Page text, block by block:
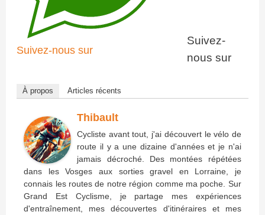
Suivez-nous sur
Suivez-
nous sur
À propos Articles récents
Thibault
Cycliste avant tout, j'ai découvert le vélo de
route il y a une dizaine d'années et je n'ai
jamais décroché. Des montées répétées
dans les Vosges aux sorties gravel en Lorraine, je
connais les routes de notre région comme ma poche. Sur
Grand Est Cyclisme, je partage mes expériences
d'entraînement, mes découvertes d'itinéraires et mes